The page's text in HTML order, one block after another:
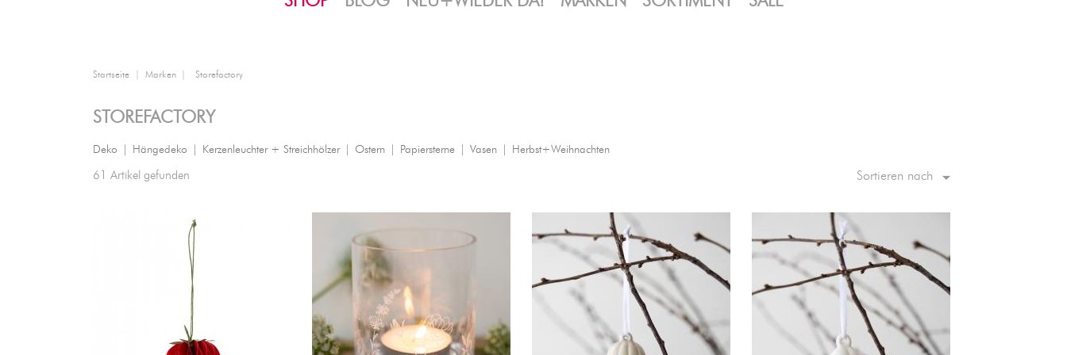
Startseite Marken Storefactory
STOREFACTORY
Deko Hängedeko Kerzenleuchter + Streichhölzer Ostern Papiersterne Vasen Herbst+Weihnachten
61 Artikel gefunden Sortieren nach 